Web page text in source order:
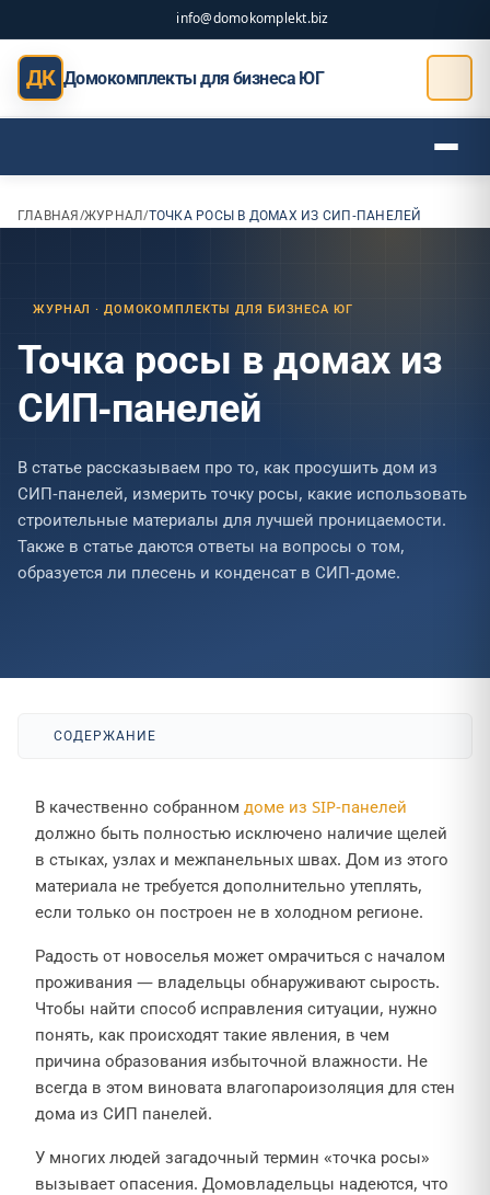
info@domokomplekt.biz
ДК Домокомплекты для бизнеса ЮГ
ГЛАВНАЯ /ЖУРНАЛ/ТОЧКА РОСЫ В ДОМАХ ИЗ СИП-ПАНЕЛЕЙ
ЖУРНАЛ · ДОМОКОМПЛЕКТЫ ДЛЯ БИЗНЕСА ЮГ
Точка росы в домах из
СИП-панелей
В статье рассказываем про то, как просушить дом из
СИП-панелей, измерить точку росы, какие использовать
строительные материалы для лучшей проницаемости.
Также в статье даются ответы на вопросы о том,
образуется ли плесень и конденсат в СИП-доме.
СОДЕРЖАНИЕ
В качественно собранном доме из SIP-панелей
должно быть полностью исключено наличие щелей
в стыках, узлах и межпанельных швах. Дом из этого
материала не требуется дополнительно утеплять,
если только он построен не в холодном регионе.
Радость от новоселья может омрачиться с началом
проживания — владельцы обнаруживают сырость.
Чтобы найти способ исправления ситуации, нужно
понять, как происходят такие явления, в чем
причина образования избыточной влажности. Не
всегда в этом виновата влагопароизоляция для стен
дома из СИП панелей.
У многих людей загадочный термин «точка росы»
вызывает опасения. Домовладельцы надеются, что